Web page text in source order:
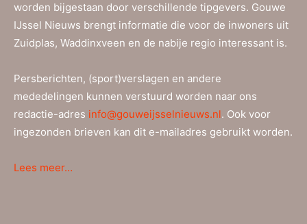
worden bijgestaan door verschillende tipgevers. Gouwe
IJssel Nieuws brengt informatie die voor de inwoners uit
Zuidplas, Waddinxveen en de nabije regio interessant is.
Persberichten, (sport)verslagen en andere
mededelingen kunnen verstuurd worden naar ons
redactie-adres info@gouweijsselnieuws.nl. Ook voor
ingezonden brieven kan dit e-mailadres gebruikt worden.
Lees meer…